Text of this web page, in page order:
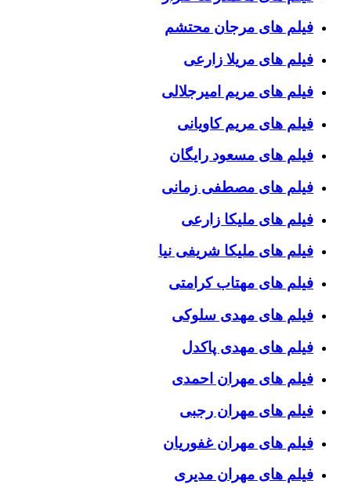
فیلم های مرجان محتشم
فیلم های مریلا زارعی
فیلم های مریم امیرجلالی
فیلم های مریم کاویانی
فیلم های مسعود رایگان
فیلم های مصطفی زمانی
فیلم های ملیکا زارعی
فیلم های ملیکا شریفی نیا
فیلم های مهتاب کرامتی
فیلم های مهدی سلوکی
فیلم های مهدی پاکدل
فیلم های مهران احمدی
فیلم های مهران رجبی
فیلم های مهران غفوریان
فیلم های مهران مدیری